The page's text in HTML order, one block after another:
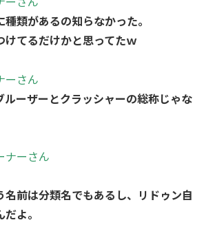
類があるの知らなかった。
けてるだけかと思ってたｗ
ーさん
ルーザーとクラッシャーの総称じゃな
ナーさん
名前は分類名でもあるし、リドゥン自
よ。